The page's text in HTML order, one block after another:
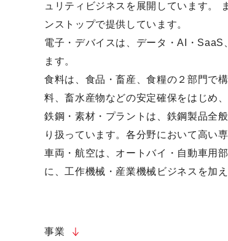
ュリティビジネスを展開しています。
ンストップで提供しています。
電子・デバイスは、データ・AI・
ます。
食料は、食品・畜産、食糧の２部門で
料、畜水産物などの安定確保をはじめ
鉄鋼・素材・プラントは、鉄鋼製品全
り扱っています。各分野において高い
車両・航空は、オートバイ・自動車用
に、工作機械・産業機械ビジネスを加
事業